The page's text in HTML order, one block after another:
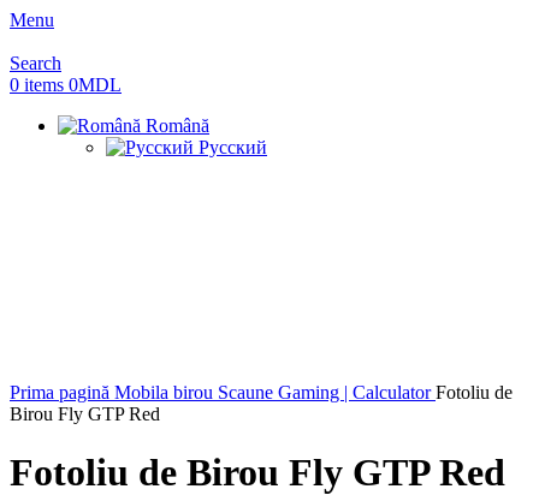
Menu
Search
0 items 0MDL
Română
Русский
Prima pagină Mobila birou Scaune Gaming | CalculatorFotoliu de
Birou Fly GTP Red
Fotoliu de Birou Fly GTP Red